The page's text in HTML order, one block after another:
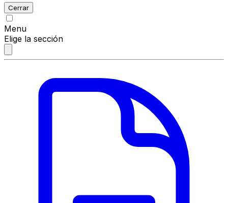
Cerrar
Menu
Elige la sección